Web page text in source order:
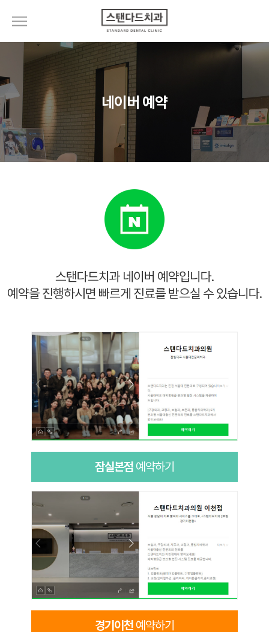
네이버 예약
스탠다드치과 네이버 예약입니다.
예약을 진행하시면 빠르게 진료를 받으실 수 있습니다.
잠실본점 예약하기
경기이천 예약하기